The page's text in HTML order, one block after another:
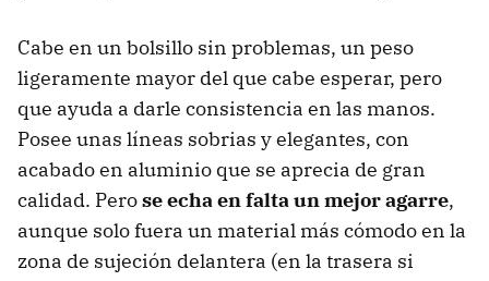
Cabe en un bolsillo sin problemas, un peso
ligeramente mayor del que cabe esperar, pero
que ayuda a darle consistencia en las manos.
Posee unas líneas sobrias y elegantes, con
acabado en aluminio que se aprecia de gran
calidad. Perose echa en falta un mejor agarre,
aunque solo fuera un material más cómodo en la
zona de sujeción delantera (en la trasera si